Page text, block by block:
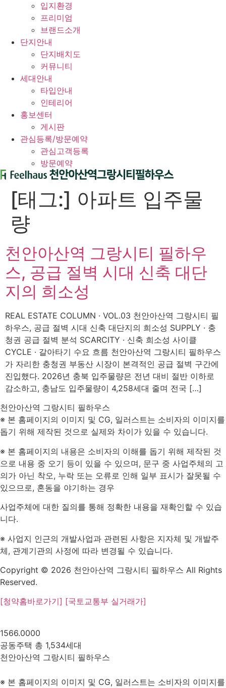
입지환경
프리미엄
브랜드소개
단지안내
단지배치도
커뮤니티
세대안내
타입안내
인테리어
홍보센터
게시판
관심등록/방문예약
관심고객등록
방문예약
[태그:] 아파트 입주물
량
천안아산역 그랑시티 필하우
스, 공급 절벽 시대 신축 대단
지의 희소성
REAL ESTATE COLUMN · VOL.03 천안아산역 그랑시티 필
하우스, 공급 절벽 시대 신축 대단지의 희소성 SUPPLY · 충
청권 공급 절벽 분석 SCARCITY · 신축 희소성 사이클
CYCLE · 갈아타기 수요 흐름 천안아산역 그랑시티 필하우스
가 자리한 충청권 부동산 시장이 본격적인 공급 절벽 구간에
진입했다. 2026년 충북 입주물량은 전년 대비 절반 이하로
감소하고, 충남도 입주물량이 4,258세대 줄며 전국 […]
천안아산역 그랑시티 필하우스
※ 본 홈페이지의 이미지 및 CG, 일러스트는 소비자의 이미지를
돕기 위해 제작된 것으로 실제와 차이가 있을 수 있습니다.
※ 본 홈페이지의 내용은 소비자의 이해를 돕기 위해 제작된 것
으로 내용 중 오기 등이 있을 수 있으며, 문구 중 사업주체의 고
의가 아닌 착오, 누락 또는 오류로 인해 일부 표시가 잘못될 수
있으므로, 혼동을 야기하는 경우
사업주체에 대한 질의를 통해 정확한 내용을 재확인할 수 있습
니다.
※ 사업지 인근의 개발사업과 관련된 사항은 지자체 및 개발주
체, 관계기관의 사정에 따라 변경될 수 있습니다.
Copyright © 2026 천안아산역 그랑시티 필하우스 All Rights
Reserved.
[청약홈바로가기] [국토교통부 실거래가]
1566.0000
공동주택 총 1,534세대
천안아산역 그랑시티 필하우스
※ 본 홈페이지의 이미지 및 CG, 일러스트는 소비자의 이미지를